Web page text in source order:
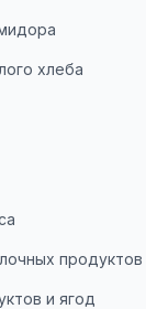
хлеба
продуктов
и ягод